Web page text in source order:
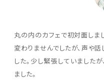
丸の内のカフェで初対面しま
変わりませんでしたが、声や
した。少し緊張していました
ました。